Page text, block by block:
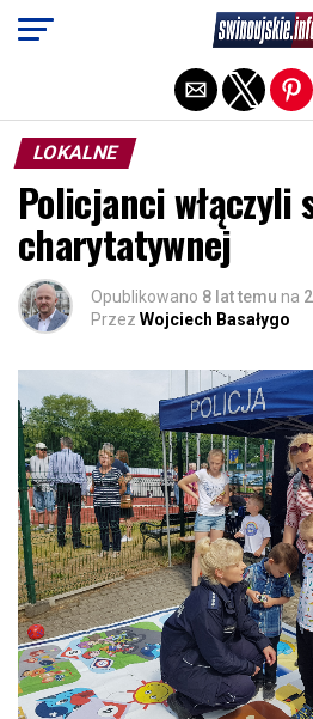
LOKALNE
Policjanci włączyli
charytatywnej
Opublikowano 8 lat temu na
Przez Wojciech Basałygo
Exit mobile